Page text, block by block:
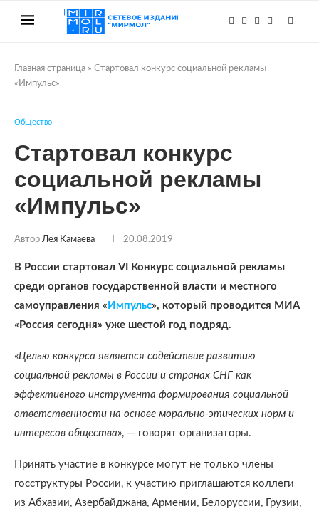
Главная страница » Стартовал конкурс социальной рекламы
«Импульс»
Общество
Стартовал конкурс
социальной рекламы
«Импульс»
Автор Лея Камаева 20.08.2019
В России стартовал VI Конкурс социальной рекламы
среди органов государственной власти и местного
самоуправления « Импульс», который проводится МИА
«Россия сегодня» уже шестой год подряд.
«Целью конкурса является содействие развитию
социальной рекламы в России и странах СНГ как
эффективного инструмента формирования социальной
ответственности на основе морально-этических норм и
интересов общества», — говорят организаторы.
Принять участие в конкурсе могут не только члены
госструктуры России, к участию приглашаются коллеги
из Абхазии, Азербайджана, Армении, Белоруссии, Грузии,